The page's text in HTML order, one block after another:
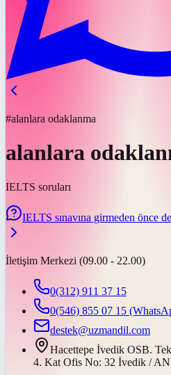
#alanlara odaklanma
alanlara
IELTS soruları
IELTS sınavına girmeden önce
İletişim Merkezi (09.00 - 22.00)
0(312) 911 37 15
0(546) 855 07 15
destek@uzmandil.com
Hacettepe İvedik OSB.
4. Kat Ofis No: 32 İvedik /